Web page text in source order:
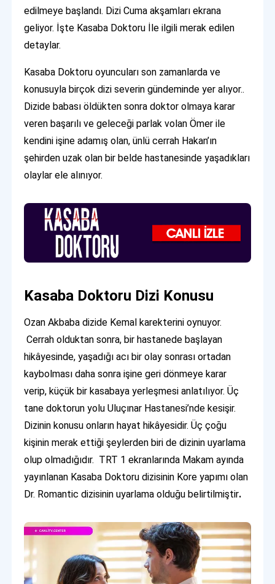
edilmeye başlandı. Dizi Cuma akşamları ekrana
geliyor. İşte Kasaba Doktoru İle ilgili merak edilen
detaylar.
Kasaba Doktoru oyuncuları son zamanlarda ve
konusuyla birçok dizi severin gündeminde yer alıyor..
Dizide babası öldükten sonra doktor olmaya karar
veren başarılı ve geleceği parlak volan Ömer ile
kendini işine adamış olan, ünlü cerrah Hakan’ın
şehirden uzak olan bir belde hastanesinde yaşadıkları
olaylar ele alınıyor.
Kasaba Doktoru Dizi Konusu
Ozan Akbaba dizide Kemal karekterini oynuyor.
Cerrah olduktan sonra, bir hastanede başlayan
hikâyesinde, yaşadığı acı bir olay sonrası ortadan
kaybolması daha sonra işine geri dönmeye karar
verip, küçük bir kasabaya yerleşmesi anlatılıyor. Üç
tane doktorun yolu Uluçınar Hastanesi’nde kesişir.
Dizinin konusu onların hayat hikâyesidir. Üç çoğu
kişinin merak ettiği şeylerden biri de dizinin uyarlama
olup olmadığıdır. TRT 1 ekranlarında Makam ayında
yayınlanan Kasaba Doktoru dizisinin Kore yapımı olan
Dr. Romantic dizisinin uyarlama olduğu belirtilmiştir.